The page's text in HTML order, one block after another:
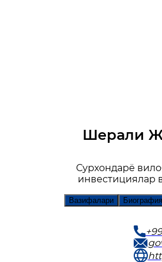
Шерали
Сурхондарё
инвестициялар
Вазифалари Биография